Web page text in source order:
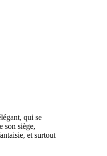
qui se
son siège,
et surtout